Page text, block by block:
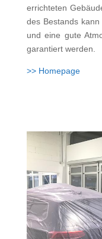
errichteten
des Bestands
und eine gute
garantiert werden.
>> Homepage